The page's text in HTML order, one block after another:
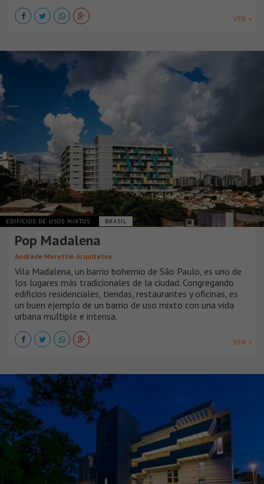
VER +
EDIFICIOS DE USOS MIXTOS BRASIL
Pop Madalena
Andrade Morettin Arquitetos
Vila Madalena, un barrio bohemio de São Paulo, es uno de
los lugares más tradicionales de la ciudad. Congregando
edificios residenciales, tiendas, restaurantes y oficinas, es
un buen ejemplo de un barrio de uso mixto con una vida
urbana múltiple e intensa.
VER +